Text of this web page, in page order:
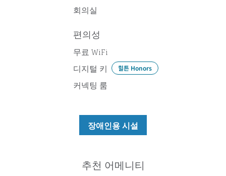
회의실
편의성
무료 WiFi
디지털 키
힐튼 Honors
커넥팅 룸
장애인용 시설
추천 어메니티
피트니스 센터